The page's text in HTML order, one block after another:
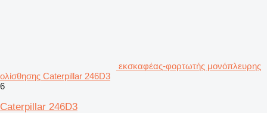
εκσκαφέας-φορτωτής μονόπλευρης
ολίσθησης Caterpillar 246D3
6
Caterpillar 246D3